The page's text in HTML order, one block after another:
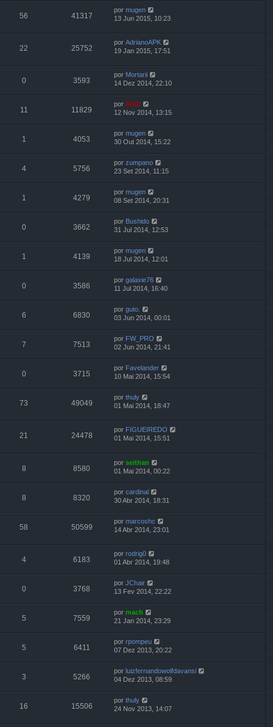
56 41317
por mugen
13 Jun 2015, 10:23
22 25752
por AdrianoAPK
19 Jan 2015, 17:51
0 3593
por Mortarii
14 Dez 2014, 22:10
11 11829
por Abib
12 Nov 2014, 13:15
1 4053
por mugen
30 Out 2014, 15:22
4 5756
por zumpano
23 Set 2014, 11:15
1 4279
por mugen
08 Set 2014, 20:31
0 3662
por Bushido
31 Jul 2014, 12:53
1 4139
por mugen
18 Jul 2014, 12:01
0 3586
por galaxie76
11 Jul 2014, 16:40
6 6830
por guto.
03 Jun 2014, 00:01
7 7513
por FW_PRO
02 Jun 2014, 21:41
0 3715
por Favelander
10 Mai 2014, 15:54
73 49049
por thuly
01 Mai 2014, 18:47
21 24478
por FIGUEIREDO
01 Mai 2014, 15:51
8 8580
por seithan
01 Mai 2014, 00:22
8 8320
por cardinal
30 Abr 2014, 18:31
58 50599
por marcoshc
14 Abr 2014, 23:01
4 6183
por rodrig0
01 Abr 2014, 19:48
0 3768
por JChair
13 Fev 2014, 22:22
5 7559
por mach
21 Jan 2014, 23:29
5 6411
por rpompeu
07 Dez 2013, 20:22
3 5266
por luizfernandowolfdavansi
04 Dez 2013, 08:59
16 15506
por thuly
24 Nov 2013, 14:07